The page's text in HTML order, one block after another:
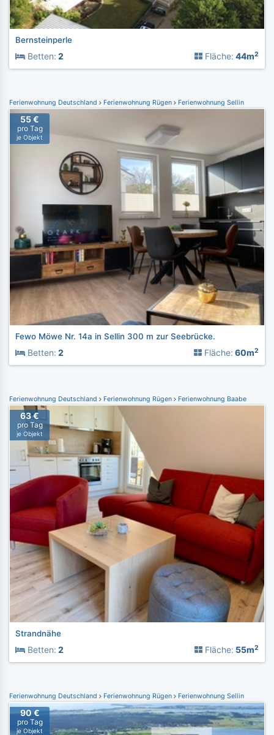
Bernsteinperle
Betten: 2 Fläche: 44m2
Ferienwohnung Deutschland Ferienwohnung Rügen Ferienwohnung Sellin
55 €
pro Tag
je Objekt
Fewo Möwe Nr. 14a in Sellin 300 m zur Seebrücke.
Betten: 2 Fläche: 60m2
Ferienwohnung Deutschland Ferienwohnung Rügen Ferienwohnung Baabe
63 €
pro Tag
je Objekt
Strandnähe
Betten: 2 Fläche: 55m2
Ferienwohnung Deutschland Ferienwohnung Rügen Ferienwohnung Sellin
90 €
pro Tag
je Objekt